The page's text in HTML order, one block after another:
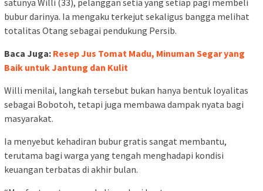
bubur darinya. Ia mengaku terkejut sekaligus bangga melihat
totalitas Otang sebagai pendukung Persib.
Baca Juga: Resep Jus Tomat Madu, Minuman Segar yang
Baik untuk Jantung dan Kulit
Willi menilai, langkah tersebut bukan hanya bentuk loyalitas
sebagai Bobotoh, tetapi juga membawa dampak nyata bagi
masyarakat.
Ia menyebut kehadiran bubur gratis sangat membantu,
terutama bagi warga yang tengah menghadapi kondisi
keuangan terbatas di akhir bulan.